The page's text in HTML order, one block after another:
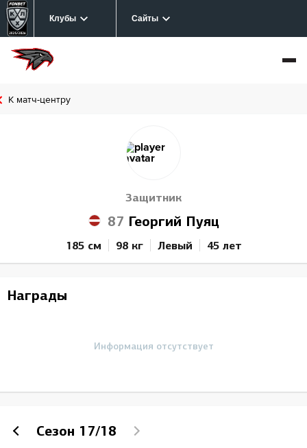
Клубы Сайты
К матч-центру
Защитник
87 Георгий Пуяц
185 см 98 кг Левый 45 лет
Награды
Информация отсутствует
Сезон 17/18